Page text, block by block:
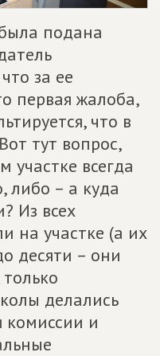
подана
за ее
первая жалоба,
что в
тут вопрос,
всегда
либо – а куда
Из всех
на участке (а их
десяти – они
делались
комиссии и